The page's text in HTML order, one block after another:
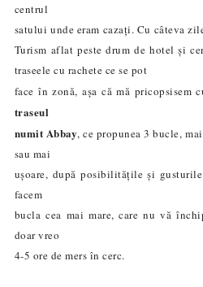
centrul
satului unde eram cazați. Cu câteva
Turism aflat peste drum de hotel și
traseele cu rachete ce se pot
face în zonă, așa că mă pricopsisem
traseul
numit Abbay, ce propunea 3 bucle,
sau mai
ușoare, după posibilitățile și
facem
bucla cea mai mare, care nu vă
doar vreo
4-5 ore de mers în cerc.